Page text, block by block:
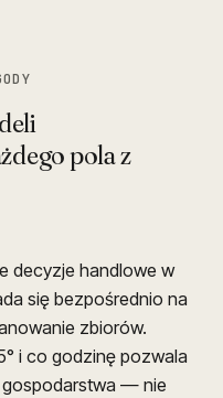
pola z
decyzje handlowe w
się bezpośrednio na
zbiorów.
i co godzinę pozwala
— nie